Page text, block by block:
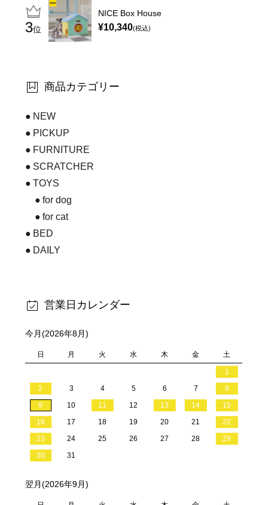
位
NICE Box House
¥10,340(税込)
商品カテゴリー
NEW
PICKUP
FURNITURE
SCRATCHER
TOYS
for dog
for cat
BED
DAILY
営業日カレンダー
今月(2026年8月)
日 月 火 水 木 金 土
1
2
3 4 5 6 7
8
9
10 11 12 13 14
15
16
17 18 19 20 21
22
23
24 25 26 27 28
29
30
31
翌月(2026年9月)